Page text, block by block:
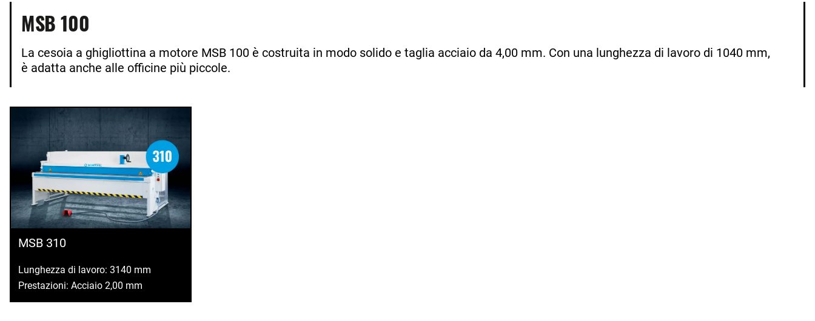
MSB 100
La cesoia a ghigliottina a motore MSB 100 è costruita in modo solido e taglia acciaio da 4,00 mm. Con una lunghezza di lavoro di 1040 mm,
è adatta anche alle officine più piccole.
MSB 310
Lunghezza di lavoro: 3140 mm
Prestazioni: Acciaio 2,00 mm